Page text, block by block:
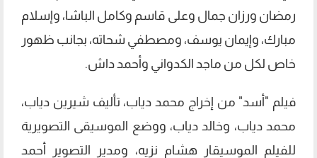
رمضان ورزان جمال وعلى قاسم وكامل الباشا، وإسلام
مبارك، وإيمان يوسف، ومصطفي شحاته، بجانب ظهور
خاص لكل من ماجد الكدواني وأحمد داش.
فيلم "أسد" من إخراج محمد دياب، تأليف شيرين دياب،
محمد دياب، وخالد دياب، ووضع الموسيقى التصويرية
للفيلم الموسيقار هشام نزيه، ومدير التصوير أحمد